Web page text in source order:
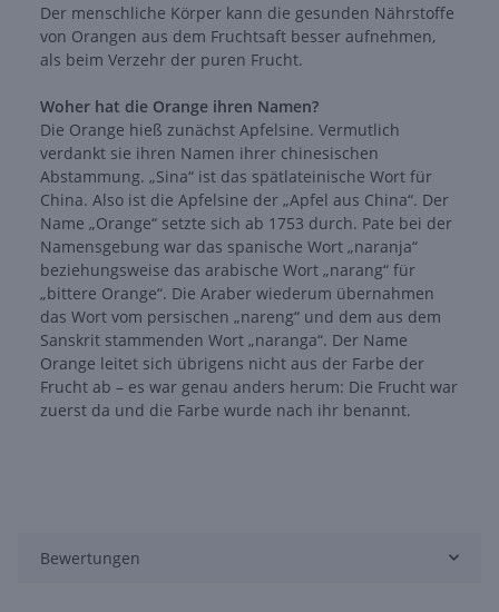
Der menschliche Körper kann die gesunden Nährstoffe
von Orangen aus dem Fruchtsaft besser aufnehmen,
als beim Verzehr der puren Frucht.
Woher hat die Orange ihren Namen?
Die Orange hieß zunächst Apfelsine. Vermutlich
verdankt sie ihren Namen ihrer chinesischen
Abstammung. „Sina“ ist das spätlateinische Wort für
China. Also ist die Apfelsine der „Apfel aus China“. Der
Name „Orange“ setzte sich ab 1753 durch. Pate bei der
Namensgebung war das spanische Wort „naranja“
beziehungsweise das arabische Wort „narang“ für
„bittere Orange“. Die Araber wiederum übernahmen
das Wort vom persischen „nareng“ und dem aus dem
Sanskrit stammenden Wort „naranga“. Der Name
Orange leitet sich übrigens nicht aus der Farbe der
Frucht ab – es war genau anders herum: Die Frucht war
zuerst da und die Farbe wurde nach ihr benannt.
Bewertungen